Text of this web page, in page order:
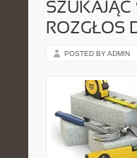
ROZGŁOS
POSTED BY ADMIN